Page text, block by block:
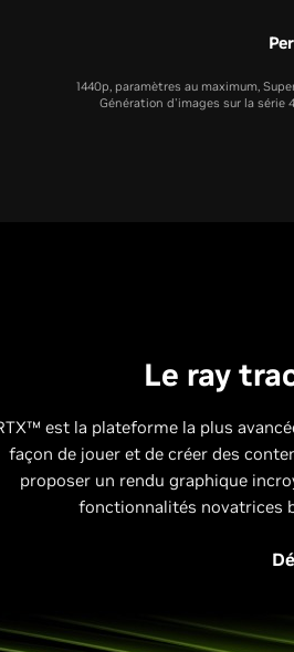
1440p, paramètres au maximum,
Génération d'images sur la série
Le ray
est la plateforme la plus
façon de jouer et de créer des
proposer un rendu graphique
fonctionnalités novatrices